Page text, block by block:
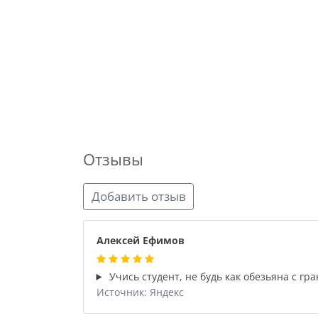
Отзывы
Добавить отзыв
Алексей Ефимов
Учись студент, не будь как обезьяна с
Источник: Яндекс